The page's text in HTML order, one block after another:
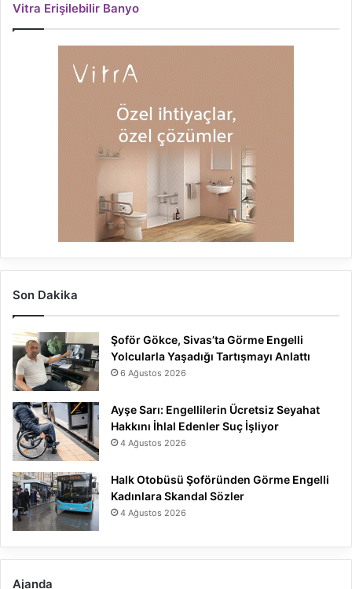
Vitra Erişilebilir Banyo
Son Dakika
Şoför Gökce, Sivas’ta Görme Engelli
Yolcularla Yaşadığı Tartışmayı Anlattı
6 Ağustos 2026
Ayşe Sarı: Engellilerin Ücretsiz Seyahat
Hakkını İhlal Edenler Suç İşliyor
4 Ağustos 2026
Halk Otobüsü Şoföründen Görme Engelli
Kadınlara Skandal Sözler
4 Ağustos 2026
Ajanda